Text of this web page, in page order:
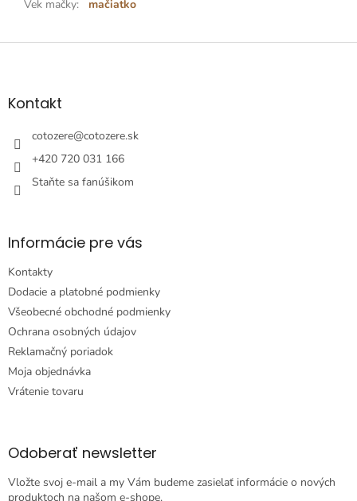
Vek mačky: mačiatko
Z
äKontakt
cotozere@cotozere.sk
+420 720 031 166
Staňte sa fanúšikom
Informácie pre vás
Kontakty
Dodacie a platobné podmienky
Všeobecné obchodné podmienky
Ochrana osobných údajov
Reklamačný poriadok
Moja objednávka
Vrátenie tovaru
Odoberať newsletter
Vložte svoj e-mail a my Vám budeme zasielať informácie o nových
produktoch na našom e-shope.